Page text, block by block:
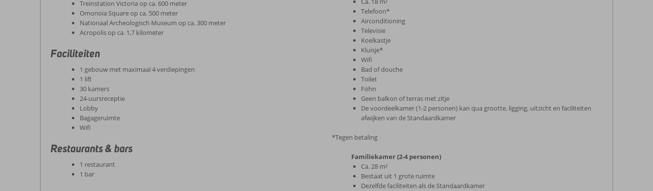
Treinstation Victoria op ca. 600 meter
Omonoia Square op ca. 500 meter
Nationaal Archeologisch Museum op ca. 300 meter
Acropolis op ca. 1,7 kilometer
Faciliteiten
1 gebouw met maximaal 4 verdiepingen
1 lift
30 kamers
24-uursreceptie
Lobby
Bagageruimte
Wifi
Restaurants & bars
1 restaurant
1 bar
Telefoon*
Airconditioning
Televisie
Koelkastje
Kluisje*
Wifi
Bad of douche
Toilet
Föhn
Geen balkon of terras met zitje
De voordeelkamer (1-2 personen) kan qua grootte, ligging, uitzicht en faciliteiten
afwijken van de Standaardkamer
*Tegen betaling
Familiekamer (2-4 personen)
Ca. 28 m²
Bestaat uit 1 grote ruimte
Dezelfde faciliteiten als de Standaardkamer